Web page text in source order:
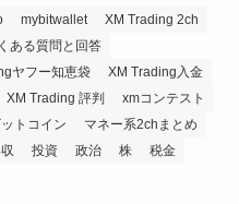
mybitwallet
XM Trading 2ch
ある質問と回答
ヤフー知恵袋
XM Trading入金
XM Trading 評判
xmコンテスト
ットコイン
マネー系2chまとめ
投資 政治 株
税金